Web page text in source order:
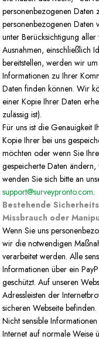
personenbezogenen Daten
personenbezogenen Daten
unter Berücksichtigung
Ausnahmen, einschließlich
bereitstellen, werden wir
Informationen zu Ihrer
Daten finden können. Wir
einer Kopie Ihrer Daten
zulässig ist).
Für uns ist die Genauigkeit
Kopie Ihrer bei uns
möchten oder wenn Sie
gespeicherte Daten
wenden Sie sich bitte an
support@surveypronto.com.
Bestehende
Missbrauch oder
Wenn Sie uns
wir die notwendigen
verarbeitet werden. Alle
Informationen über ein
geschützt. Auf unseren
Adressleisten der
sicheren Webseite befinden.
Nicht sensible
Internet auf normale Weise